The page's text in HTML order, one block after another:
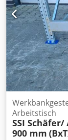
Kastenprofil:
Die Bilder
Materialfarbe
Werkbänke
beträgt in der
Arbeitstisch
SSI Schäfer/
900 mm